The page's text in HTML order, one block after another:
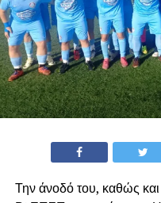
Την άνοδό του, καθώς